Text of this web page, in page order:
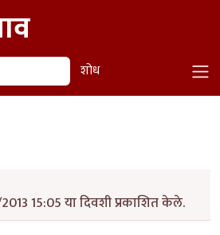
शोध
15:05 या दिवशी प्रकाशित केले.